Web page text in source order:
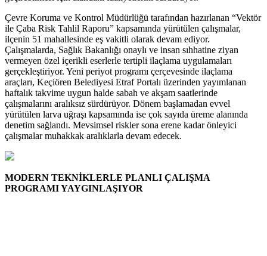
Çevre Koruma ve Kontrol Müdürlüğü tarafından hazırlanan “Vektör
ile Çaba Risk Tahlil Raporu” kapsamında yürütülen çalışmalar,
ilçenin 51 mahallesinde eş vakitli olarak devam ediyor.
Çalışmalarda, Sağlık Bakanlığı onaylı ve insan sıhhatine ziyan
vermeyen özel içerikli eserlerle tertipli ilaçlama uygulamaları
gerçekleştiriyor. Yeni periyot programı çerçevesinde ilaçlama
araçları, Keçiören Belediyesi Etraf Portalı üzerinden yayımlanan
haftalık takvime uygun halde sabah ve akşam saatlerinde
çalışmalarını aralıksız sürdürüyor. Dönem başlamadan evvel
yürütülen larva uğraşı kapsamında ise çok sayıda üreme alanında
denetim sağlandı. Mevsimsel riskler sona erene kadar önleyici
çalışmalar muhakkak aralıklarla devam edecek.
MODERN TEKNİKLERLE PLANLI ÇALIŞMA
PROGRAMI YAYGINLAŞIYOR